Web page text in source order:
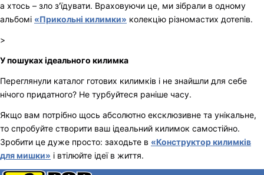
а хтось – зло з'їдувати. Враховуючи це, ми зібрали в одному
альбомі «Прикольні килимки» колекцію різномастих дотепів.
>
У пошуках ідеального килимка
Переглянули каталог готових килимків і не знайшли для себе
нічого придатного? Не турбуйтеся раніше часу.
Якщо вам потрібно щось абсолютно ексклюзивне та унікальне,
то спробуйте створити ваш ідеальний килимок самостійно.
Зробити це дуже просто: заходьте в «Конструктор килимків
для мишки» і втілюйте ідеї в життя.